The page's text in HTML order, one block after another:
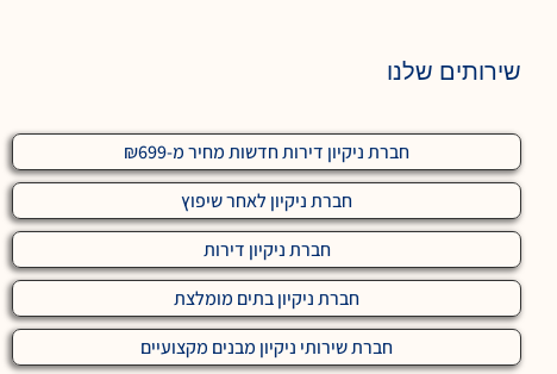
שירותים שלנו
חברת ניקיון דירות חדשות מחיר מ-₪699
חברת ניקיון לאחר שיפוץ
חברת ניקיון דירות
חברת ניקיון בתים מומלצת
חברת שירותי ניקיון מבנים מקצועיים